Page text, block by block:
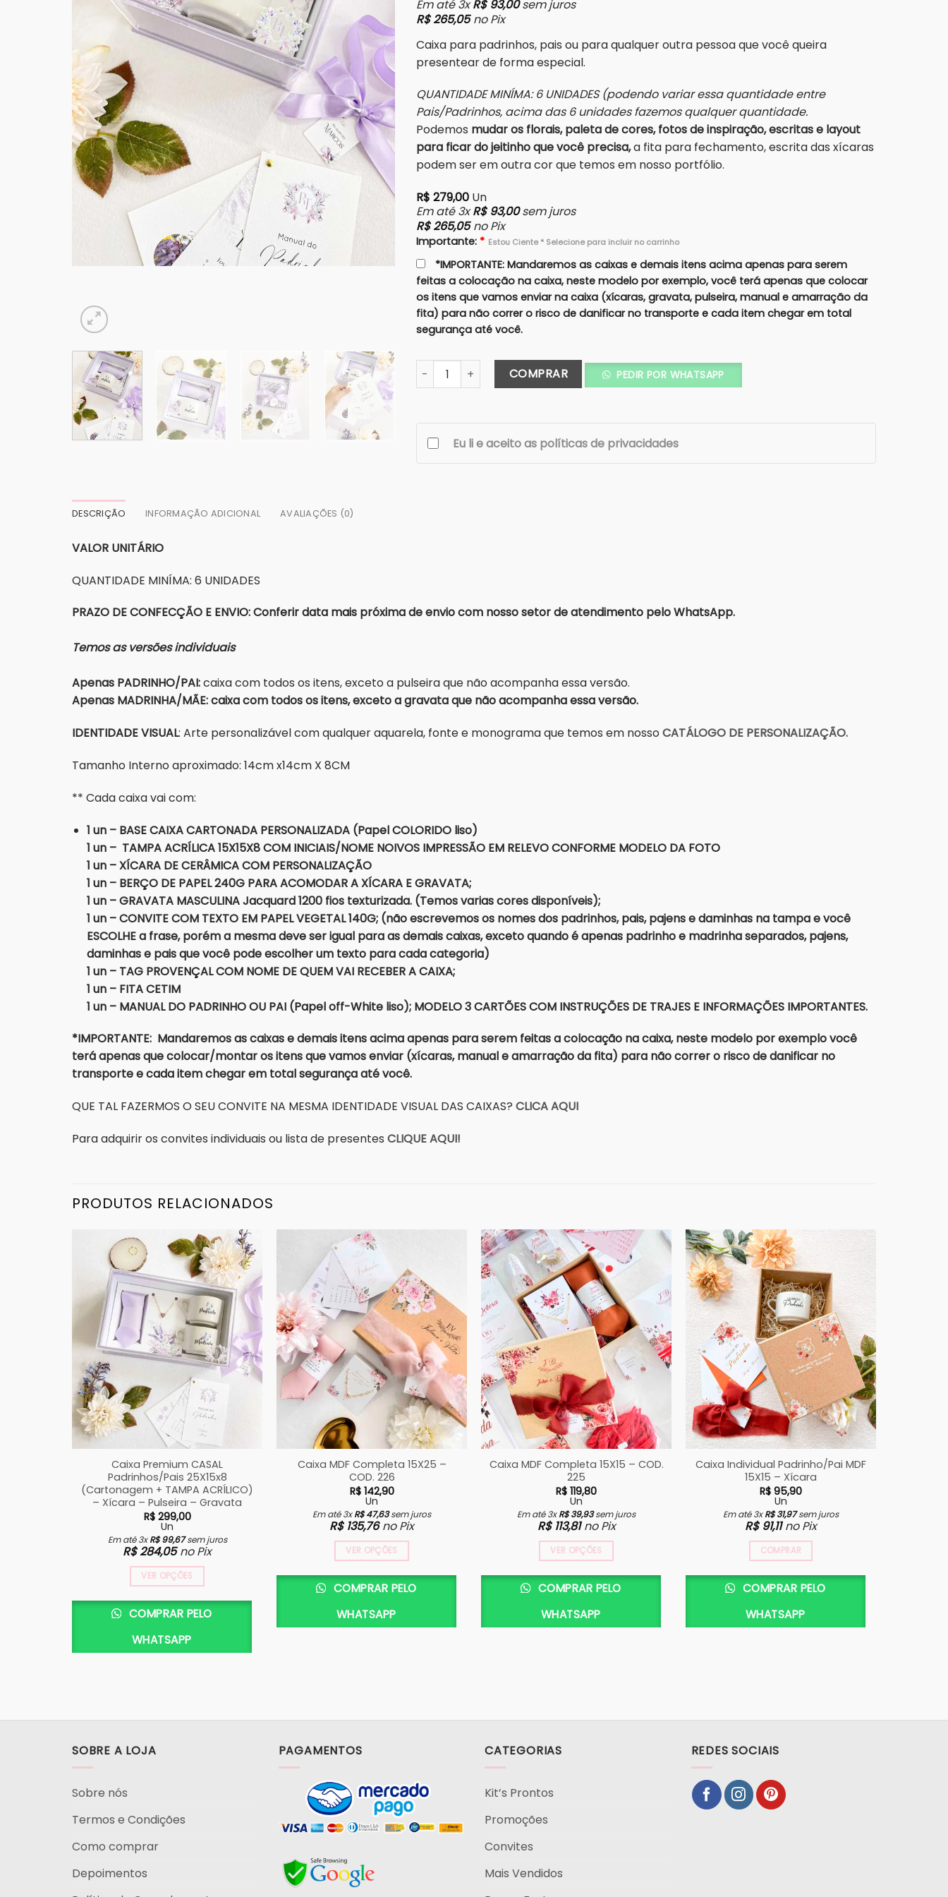
Em até 3xR$93,00sem juros
R$265,05 no Pix
Caixa para padrinhos, pais ou para qualquer outra pessoa que você queira
presentear de forma especial.
QUANTIDADE MINÍMA: 6 UNIDADES (podendo variar essa quantidade entre
Pais/Padrinhos, acima das 6 unidades fazemos qualquer quantidade.
Podemos mudar os florais, paleta de cores, fotos de inspiração, escritas e layout
para ficar do jeitinho que você precisa,a fita para fechamento, escrita das xícaras
podem ser em outra cor que temos em nosso portfólio.
R$ 279,00Un
Em até 3xR$93,00sem juros
R$265,05 no Pix
Importante:* Estou Ciente * Selecione para incluir no carrinho
*IMPORTANTE: Mandaremos as caixas e demais itens acima apenas para serem
feitas a colocação na caixa, neste modelo por exemplo, você terá apenas que colocar
os itens que vamos enviar na caixa (xícaras, gravata, pulseira, manual e amarração da
fita) para não correr o risco de danificar no transporte e cada item chegar em total
segurança até você.
Caixa Premium SOLTEIROS Padrinho/Pai 15X15x8 (Cartonagem + TAMPA ACRÍLICO) - Xícara - Gravata
COMPRAR PEDIR POR WHATSAPP
Eu li e aceito as políticas de privacidades
DESCRIÇÃO INFORMAÇÃO ADICIONAL AVALIAÇÕES (0)
VALOR UNITÁRIO
QUANTIDADE MINÍMA: 6 UNIDADES
PRAZO DE CONFECÇÃO E ENVIO: Conferir data mais próxima de envio com nosso setor de atendimento pelo WhatsApp.
Temos as versões individuais
Apenas PADRINHO/PAI:caixa com todos os itens, exceto a pulseira que não acompanha essa versão.
Apenas MADRINHA/MÃE: caixa com todos os itens, exceto a gravata que não acompanha essa versão.
IDENTIDADE VISUAL: Arte personalizável com qualquer aquarela, fonte e monograma que temos em nossoCATÁLOGO DE PERSONALIZAÇÃO.
Tamanho Interno aproximado: 14cm x14cm X 8CM
** Cada caixa vai com:
1 un – BASE CAIXA CARTONADA PERSONALIZADA (Papel COLORIDO liso)
1 un – TAMPA ACRÍLICA 15X15X8COM INICIAIS/NOME NOIVOS IMPRESSÃO EM RELEVO CONFORME MODELO DA FOTO
1 un – XÍCARA DE CERÂMICA COM PERSONALIZAÇÃO
1 un – BERÇO DE PAPEL 240G PARA ACOMODAR A XÍCARA E GRAVATA;
1 un – GRAVATA MASCULINA Jacquard 1200 fios texturizada. (Temos varias cores disponíveis);
1 un – CONVITE COM TEXTO EM PAPEL VEGETAL 140G; (não escrevemos os nomes dos padrinhos, pais, pajens e daminhas na tampa e você
ESCOLHE a frase, porém a mesma deve ser igual para as demais caixas, exceto quando é apenas padrinho e madrinha separados, pajens,
daminhas e pais que você pode escolher um texto para cada categoria)
1 un – TAG PROVENÇAL COM NOME DE QUEM VAI RECEBER A CAIXA;
1 un – FITA CETIM
1 un – MANUAL DO PADRINHO OU PAI (Papel off-White liso); MODELO 3 CARTÕES COM INSTRUÇÕES DE TRAJES E INFORMAÇÕES IMPORTANTES.
*IMPORTANTE: Mandaremos as caixas e demais itens acima apenas para serem feitas a colocação na caixa, neste modelo por exemplo você
terá apenas que colocar/montar os itens que vamos enviar (xícaras, manual e amarração da fita) para não correr o risco de danificar no
transporte e cada item chegar em total segurança até você.
QUE TAL FAZERMOS O SEU CONVITE NA MESMA IDENTIDADE VISUAL DAS CAIXAS? CLICA AQUI
Para adquirir os convites individuais ou lista de presentes CLIQUE AQUI!
PRODUTOS RELACIONADOS
Caixa Premium CASAL
Padrinhos/Pais 25X15x8
(Cartonagem + TAMPA ACRÍLICO)
– Xícara – Pulseira – Gravata
R$299,00
Un
Em até 3xR$99,67sem juros
R$284,05 no Pix
VER OPÇÕES
COMPRAR PELO
WHATSAPP
Caixa MDF Completa 15X25 –
COD. 226
R$142,90
Un
Em até 3xR$47,63sem juros
R$135,76 no Pix
VER OPÇÕES
COMPRAR PELO
WHATSAPP
Caixa MDF Completa 15X15 – COD.
225
R$ 119,80
Un
Em até 3xR$39,93sem juros
R$113,81 no Pix
VER OPÇÕES
COMPRAR PELO
WHATSAPP
Caixa Individual Padrinho/Pai MDF
15X15 – Xícara
R$ 95,90
Un
Em até 3xR$31,97sem juros
R$91,11 no Pix
COMPRAR
COMPRAR PELO
WHATSAPP
SOBRE A LOJA
Sobre nós
Termos e Condições
Como comprar
Depoimentos
PAGAMENTOS CATEGORIAS
Kit’s Prontos
Promoções
Convites
Mais Vendidos
REDES SOCIAIS